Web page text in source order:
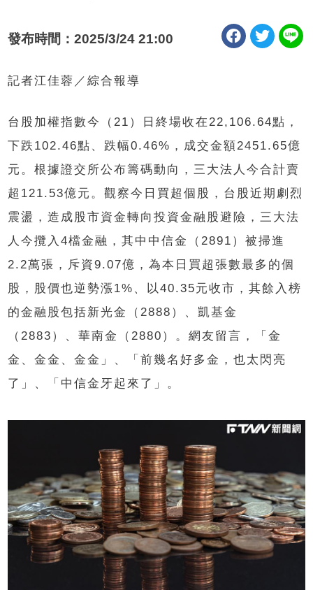
發布時間：2025/3/24 21:00
記者江佳蓉／綜合報導
台股加權指數今（21）日終場收在22,106.64點，
下跌102.46點、跌幅0.46%，成交金額2451.65億
元。根據證交所公布籌碼動向，三大法人今合計賣
超121.53億元。觀察今日買超個股，台股近期劇烈
震盪，造成股市資金轉向投資金融股避險，三大法
人今攬入4檔金融，其中中信金（2891）被掃進
2.2萬張，斥資9.07億，為本日買超張數最多的個
股，股價也逆勢漲1%、以40.35元收市，其餘入榜
的金融股包括新光金（2888）、凱基金
（2883）、華南金（2880）。網友留言，「金
金、金金、金金」、「前幾名好多金，也太閃亮
了」、「中信金牙起來了」。